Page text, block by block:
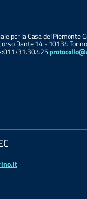
per la Casa del Piemonte
Dante 14 - 10134
31.30.425